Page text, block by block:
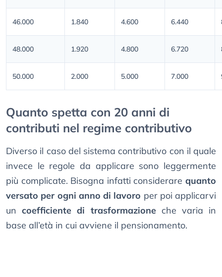
46.000 1.840 4.600 6.440
48.000 1.920 4.800 6.720
50.000 2.000 5.000 7.000
Quanto spetta con 20 anni di
contributi nel regime contributivo
Diverso il caso del sistema contributivo con il quale
invece le regole da applicare sono leggermente
più complicate. Bisogna infatti considerare quanto
versato per ogni anno di lavoro per poi applicarvi
uncoefficiente di trasformazioneche varia in
base all’età in cui avviene il pensionamento.